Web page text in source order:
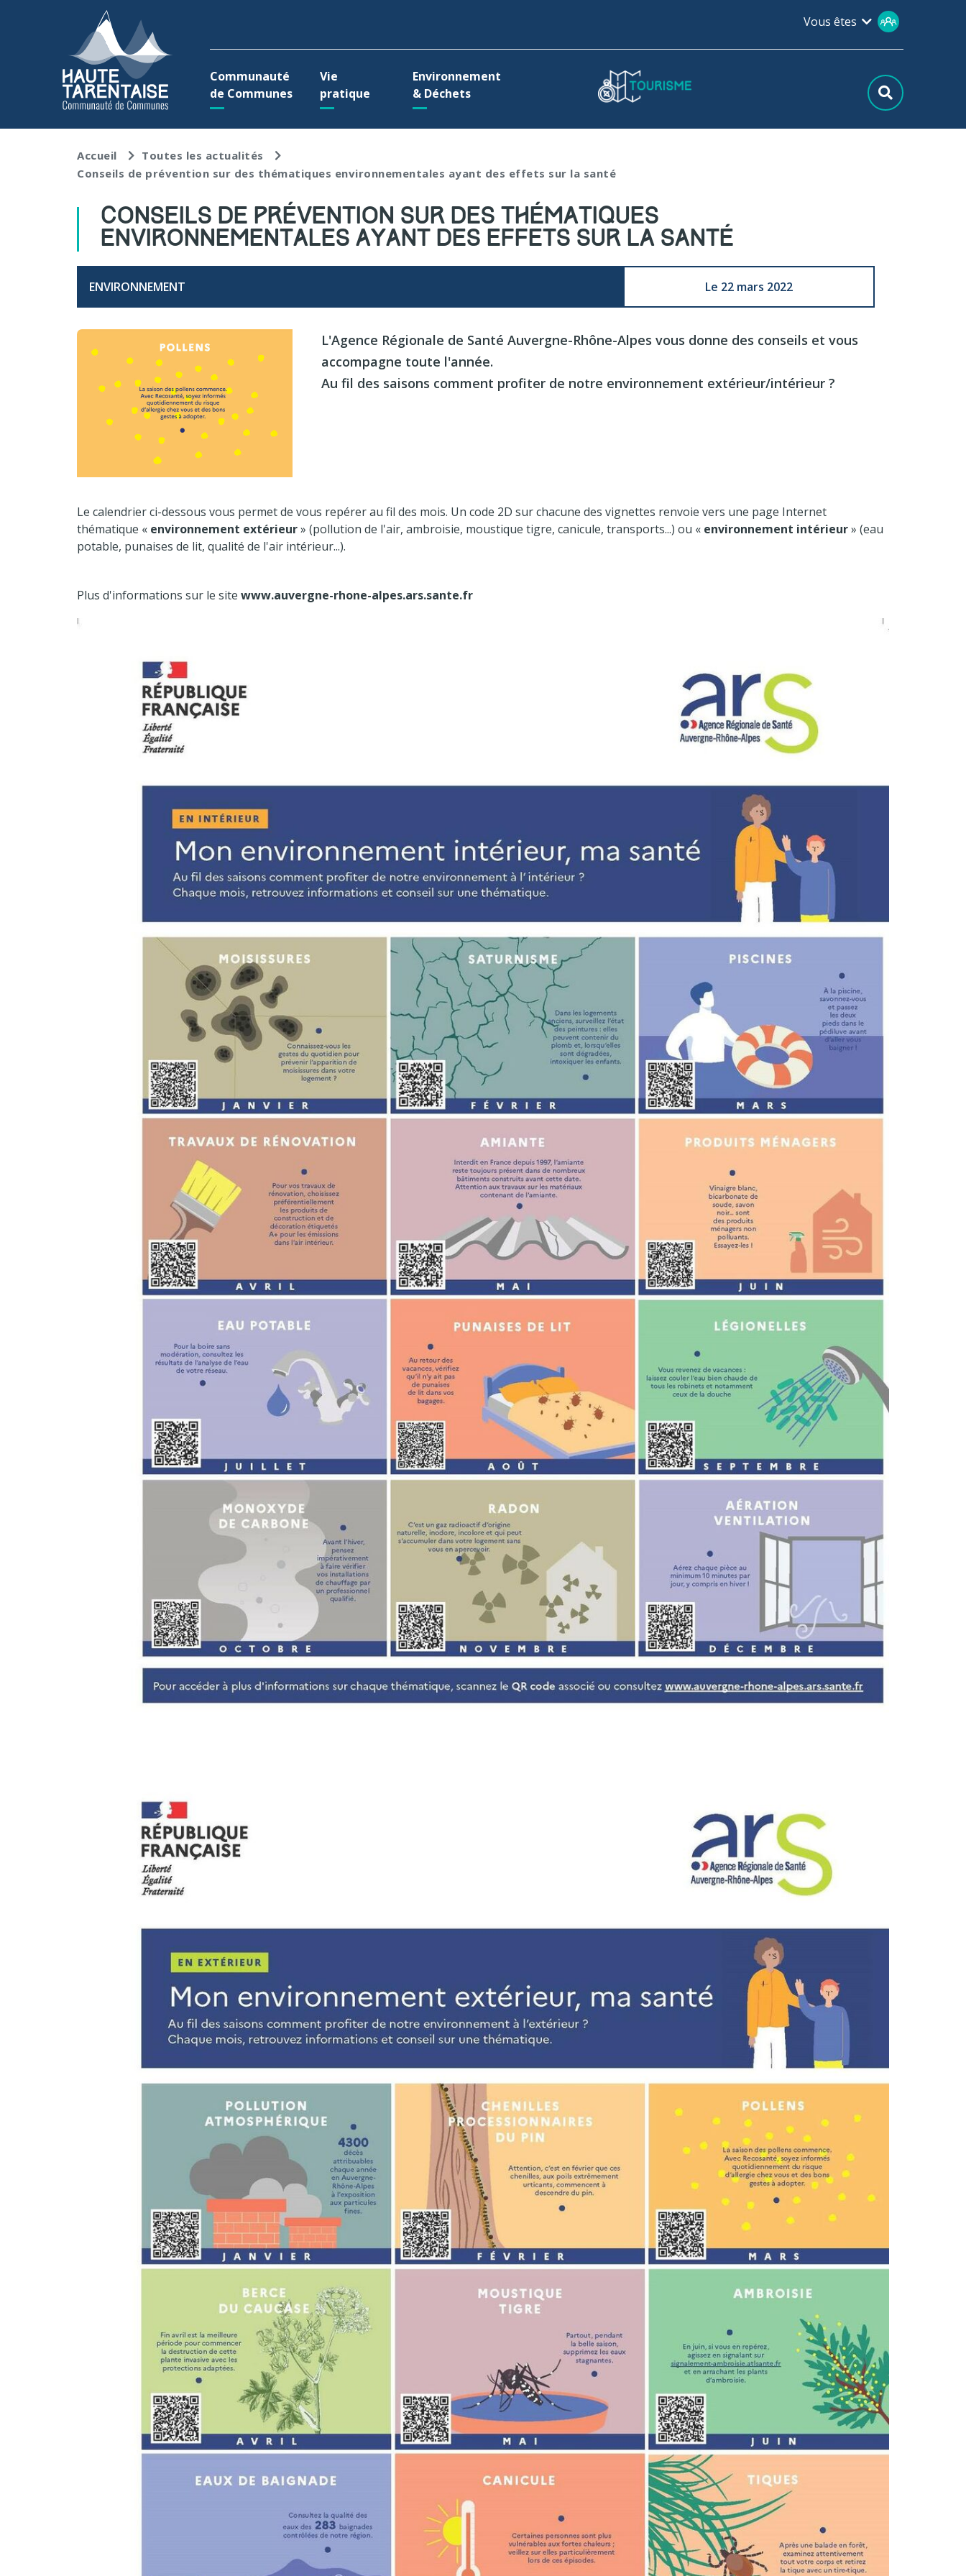
Vous êtes
Communauté
de Communes
Vie
pratique
Environnement
& Déchets
Accueil
Toutes les actualités
Conseils de prévention sur des thématiques environnementales ayant des effets sur la santé
CONSEILS DE PRÉVENTION SUR DES THÉMATIQUES
ENVIRONNEMENTALES AYANT DES EFFETS SUR LA SANTÉ
ENVIRONNEMENT Le 22 mars 2022
L'Agence Régionale de Santé Auvergne-Rhône-Alpes vous donne des conseils et vous
accompagne toute l'année.
Au fil des saisons comment profiter de notre environnement extérieur/intérieur ?
Le calendrier ci-dessous vous permet de vous repérer au fil des mois. Un code 2D sur chacune des vignettes renvoie vers une page Internet
thématique « environnement extérieur» (pollution de l'air, ambroisie, moustique tigre, canicule, transports...) ou « environnement intérieur» (eau
potable, punaises de lit, qualité de l'air intérieur...).
Plus d'informations sur le site www.auvergne-rhone-alpes.ars.sante.fr